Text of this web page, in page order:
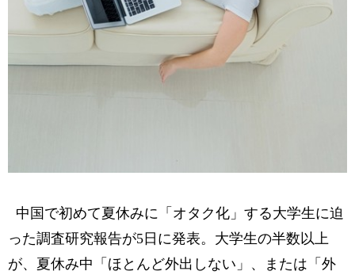
中国で初めて夏休みに「オタク化」する大学生に迫
った調査研究報告が5日に発表。大学生の半数以上
が、夏休み中「ほとんど外出しない」、または「外